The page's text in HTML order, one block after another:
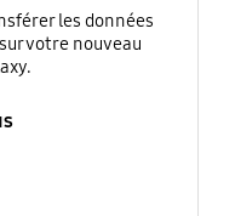
les données
votre nouveau